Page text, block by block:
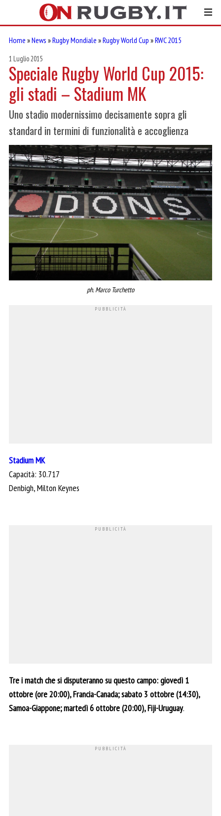
Home »News »Rugby Mondiale »Rugby World Cup »RWC 2015
1 Luglio 2015
Speciale Rugby World Cup 2015:
gli stadi – Stadium MK
Uno stadio modernissimo decisamente sopra gli
standard in termini di funzionalità e accoglienza
ph. Marco Turchetto
Stadium MK
Capacità: 30.717
Denbigh, Milton Keynes
Tre i match che si disputeranno su questo campo: giovedì 1
ottobre (ore 20:00), Francia-Canada; sabato 3 ottobre (14:30),
Samoa-Giappone; martedì 6 ottobre (20:00), Fiji-Uruguay.